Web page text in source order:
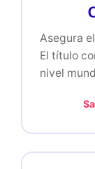
Asegura
El título
nivel